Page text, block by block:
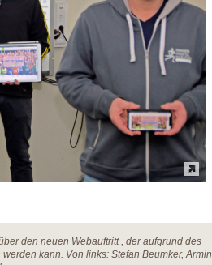
den neuen Webauftritt , der aufgrund des
kann. Von links: Stefan Beumker, Armin